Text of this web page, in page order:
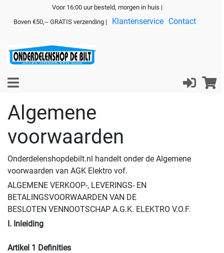
Voor 16:00 uur besteld, morgen in huis |
Boven €50,-- GRATIS verzending |
Klantenservice Contact
Algemene
voorwaarden
Onderdelenshopdebilt.nl handelt onder de Algemene
voorwaarden van AGK Elektro vof.
ALGEMENE VERKOOP-, LEVERINGS- EN
BETALINGSVOORWAARDEN VAN DE
BESLOTEN VENNOOTSCHAP A.G.K. ELEKTRO V.O.F.
I. Inleiding
Artikel 1 Definities